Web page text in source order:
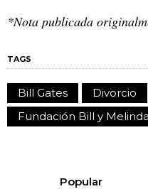
*Nota publicada
TAGS
Bill Gates Divorcio
Fundación Bill y
Popular